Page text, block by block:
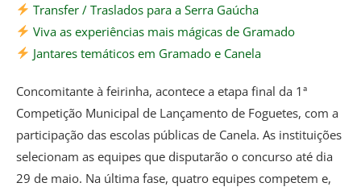
Transfer / Traslados para a Serra Gaúcha
Viva as experiências mais mágicas de Gramado
Jantares temáticos em Gramado e Canela
Concomitante à feirinha, acontece a etapa final da 1ª
Competição Municipal de Lançamento de Foguetes, com a
participação das escolas públicas de Canela. As instituições
selecionam as equipes que disputarão o concurso até dia
29 de maio. Na última fase, quatro equipes competem e,